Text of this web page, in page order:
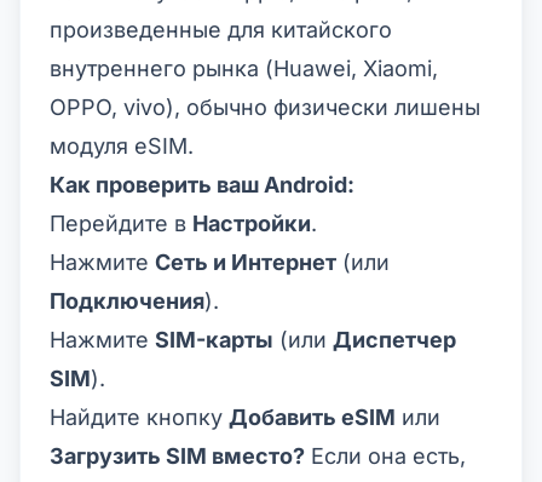
произведенные для китайского
внутреннего рынка (Huawei, Xiaomi,
OPPO, vivo), обычно физически лишены
модуля eSIM.
Как проверить ваш Android:
Перейдите в Настройки.
Нажмите Сеть и Интернет (или
Подключения).
Нажмите SIM-карты (или Диспетчер
SIM).
Найдите кнопку Добавить eSIM или
Загрузить SIM вместо? Если она есть,